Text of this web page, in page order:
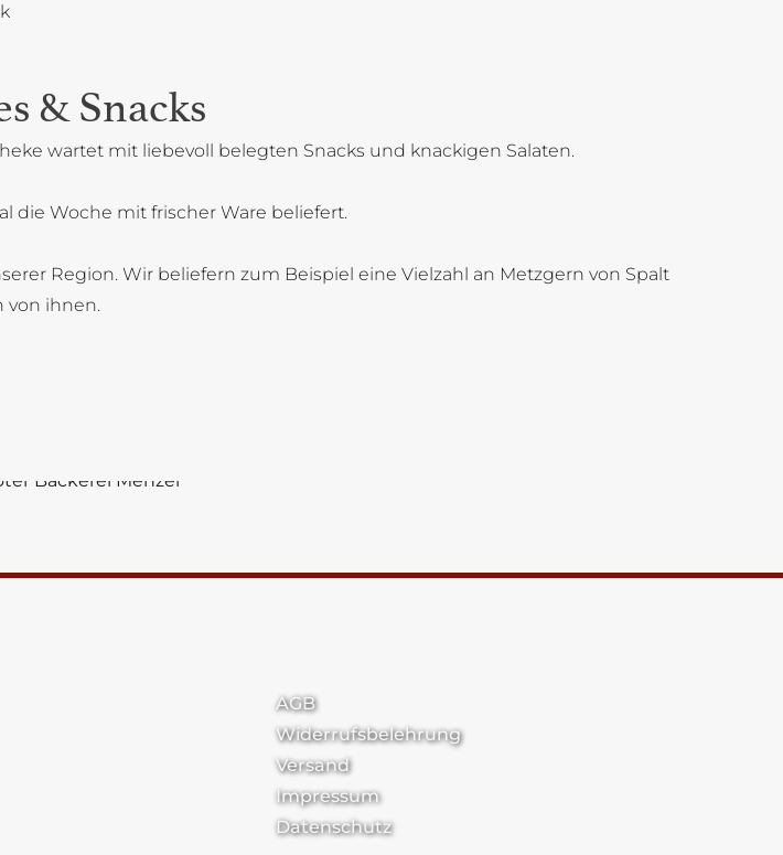
& Snacks
wartet mit liebevoll belegten Snacks und knackigen Salaten.
die Woche mit frischer Ware beliefert.
Region. Wir beliefern zum Beispiel eine Vielzahl an Metzgern von Spalt
von ihnen.
AGB
Widerrufsbelehrung
Versand
Impressum
Datenschutz